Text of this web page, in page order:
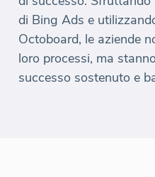
di Bing Ads e
Octoboard, le aziende
loro processi, ma
successo sostenuto e